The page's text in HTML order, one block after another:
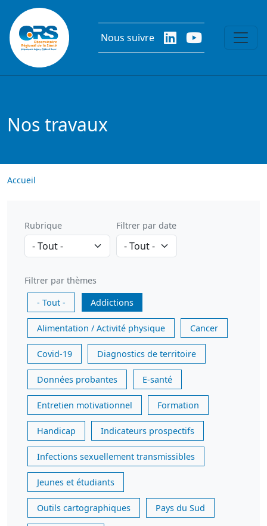
Aller au contenu principal
Nous suivre
Nos travaux
Accueil
Rubrique Filtrer par date
Filtrer par thèmes
- Tout -
Addictions
Alimentation / Activité physique Cancer
Covid-19 Diagnostics de territoire
Données probantes E-santé
Entretien motivationnel Formation
Handicap Indicateurs prospectifs
Infections sexuellement transmissibles
Jeunes et étudiants
Outils cartographiques Pays du Sud